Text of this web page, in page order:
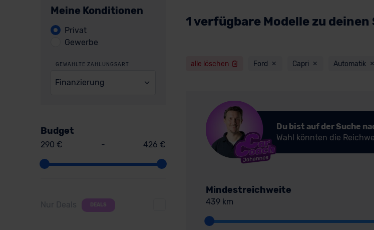
Meine Konditionen
Privat
Gewerbe
GEWÄHLTE ZAHLUNGSART
Finanzierung
Budget
290 € - 426 €
Nur Deals DEALS
1 verfügbare Modelle zu
alle löschen Ford Capri Automatik
Mindestreichweite
439 km
Du bist auf der Suche
Wahl könnten die